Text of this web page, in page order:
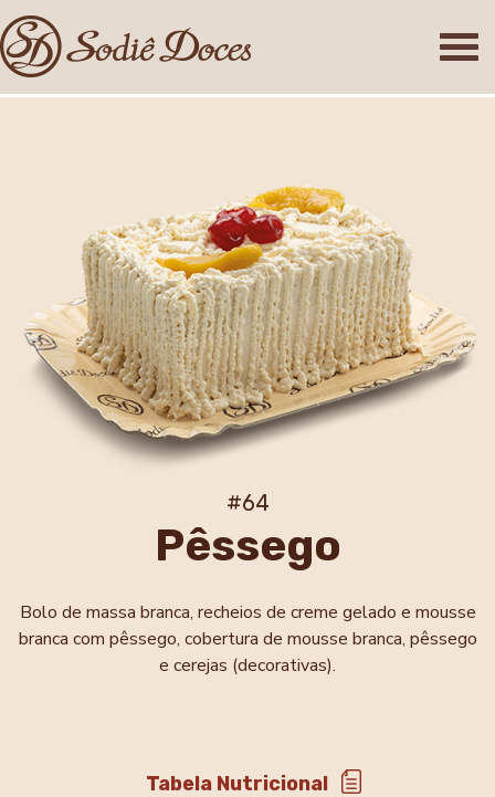
#64
Pêssego
Bolo de massa branca, recheios de creme gelado e mousse
branca com pêssego, cobertura de mousse branca, pêssego
e cerejas (decorativas).
Tabela Nutricional